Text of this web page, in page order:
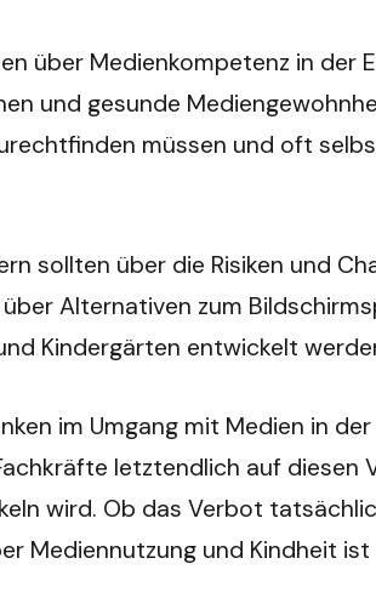
über Medienkompetenz in der
und gesunde
müssen und oft
sollten über die Risiken und
Alternativen zum
Kindergärten entwickelt
im Umgang mit Medien in
letztendlich auf diesen
wird. Ob das Verbot
Mediennutzung und Kindheit